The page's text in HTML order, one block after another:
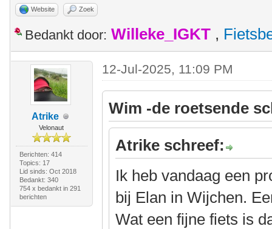
Website Zoek
Bedankt door: Willeke_IGKT ,
Atrike
Velonaut
Berichten: 414
Topics: 17
Lid sinds: Oct 2018
Bedankt: 340
754 x bedankt in 291
berichten
12-Jul-2025, 11:09 PM
Wim -de roetsende
Atrike schreef:
Ik heb vandaag een
bij Elan in Wijchen.
Wat een fijne fiets is